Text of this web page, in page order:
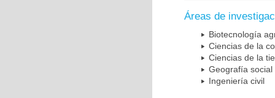
Áreas de
Biotecnología
Ciencias de la
Ciencias de la
Geografía social
Ingeniería civil